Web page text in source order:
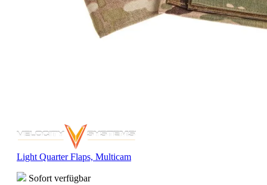
Light Quarter Flaps, Multicam
Sofort verfügbar